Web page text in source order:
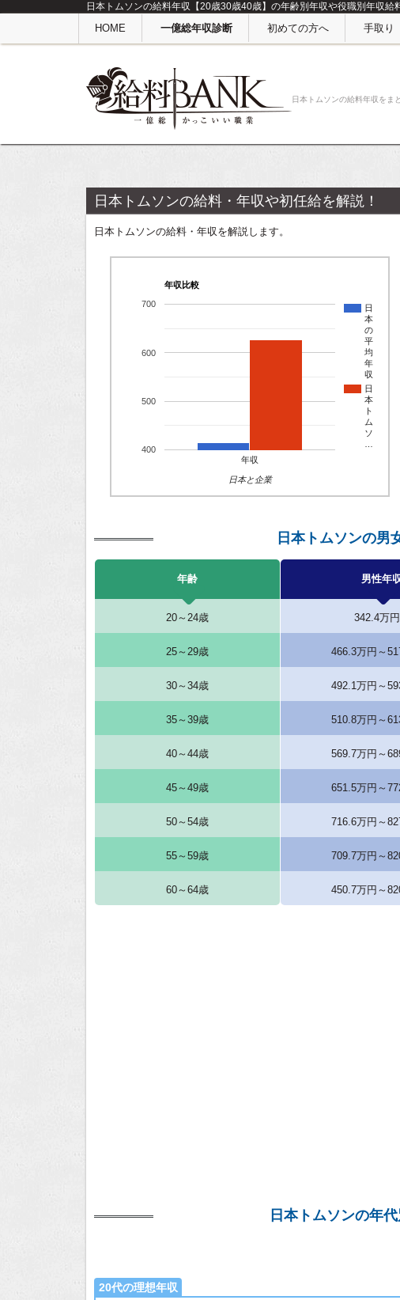
日本トムソンの給料年収【20歳30歳40歳】の年齢別年収や役職別年収給
HOME 一億総年収診断 初めての方へ 手取り
日本トムソンの給料年収をま
日本トムソンの給料・年収や初任給を解説！
日本トムソンの給料・年収を解説します。
年収比較
日
本
の
平
均
年
収
日
本
ト
ム
ソ
年収
400
500
600
700
日本と企業
日本トムソンの男
年齢 男性年
20～24歳 342.4万円
25～29歳 466.3万円～
30～34歳 492.1万円～
35～39歳 510.8万円～
40～44歳 569.7万円～
45～49歳 651.5万円～
50～54歳 716.6万円～
55～59歳 709.7万円～
60～64歳 450.7万円～
日本トムソンの年
20代の理想年収